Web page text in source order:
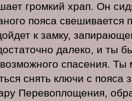
громкий храп. Он
пояса свешивается
к замку,
далеко, и ты
спасения.
снять ключи с
Перевоплощения,